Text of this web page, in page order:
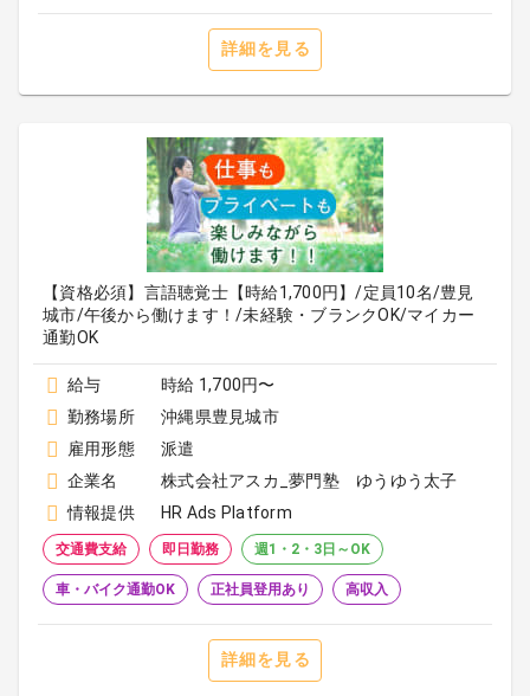
詳細を見る
【資格必須】言語聴覚士【時給1,700円】/定員10名/豊見
城市/午後から働けます！/未経験・ブランクOK/マイカー
通勤OK
給与
時給 1,700円〜
勤務場所
沖縄県豊見城市
雇用形態
派遣
企業名
株式会社アスカ_夢門塾 ゆうゆう太子
情報提供
HR Ads Platform
交通費支給 即日勤務 週1・2・3日～OK
車・バイク通勤OK 正社員登用あり 高収入
詳細を見る